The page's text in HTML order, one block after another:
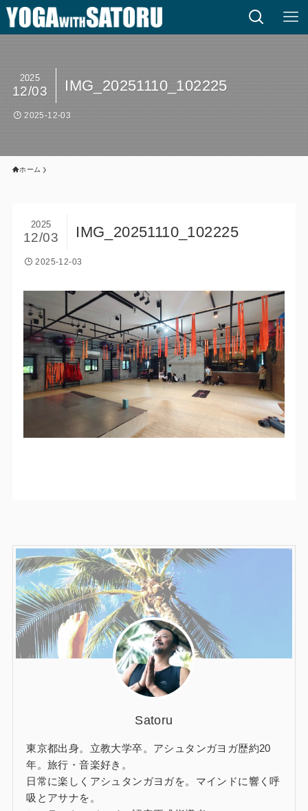
IMG_20251110_102225
2025
12/03
2025-12-03
ホーム
IMG_20251110_102225
2025
12/03
2025-12-03
Satoru
東京都出身。立教大学卒。アシュタンガヨガ歴約20
年。旅行・音楽好き。
日常に楽しくアシュタンガヨガを。マインドに響く呼
吸とアサナを。